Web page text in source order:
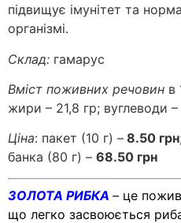
підвищує імунітет та
організмі.
Склад: гамарус
Вміст поживних речовин в
жири – 21,8 гр; вуглеводи –
Ціна: пакет (10 г) – 8.50 грн
банка (80 г) – 68.50 грн
ЗОЛОТА РИБКА – це
що легко засвоюється